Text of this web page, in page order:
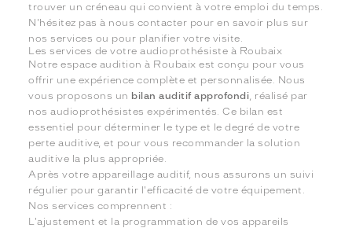
trouver un créneau qui convient à votre emploi du temps.
N'hésitez pas à nous contacter pour en savoir plus sur
nos services ou pour planifier votre visite.
Les services de votre audioprothésiste à Roubaix
Notre espace audition à Roubaix est conçu pour vous
offrir une expérience complète et personnalisée. Nous
vous proposons un bilan auditif approfondi, réalisé par
nos audioprothésistes expérimentés. Ce bilan est
essentiel pour déterminer le type et le degré de votre
perte auditive, et pour vous recommander la solution
auditive la plus appropriée.
Après votre appareillage auditif, nous assurons un suivi
régulier pour garantir l'efficacité de votre équipement.
Nos services comprennent :
L'ajustement et la programmation de vos appareils